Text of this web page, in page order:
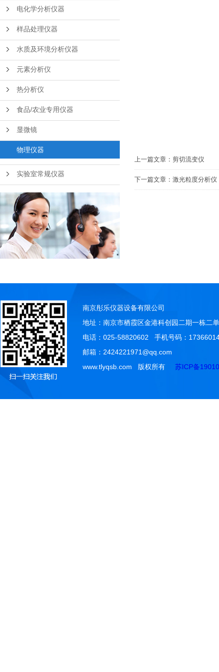
电化学分析仪器
样品处理仪器
水质及环境分析仪器
元素分析仪
热分析仪
食品/农业专用仪器
显微镜
物理仪器
实验室常规仪器
上一篇文章： 剪切流变仪
下一篇文章： 激光粒度分析仪
南京彤乐仪器设备有限公司
地址：南京市栖霞区金港科创园二期一栋二
电话：025-58820602 手机号码：
邮箱：2424221971@qq.com
www.tlyqsb.com 版权所有
苏ICP备